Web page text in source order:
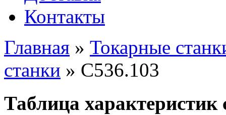
Контакты
Главная » Токарные
станки » C536.103
Таблица характеристик